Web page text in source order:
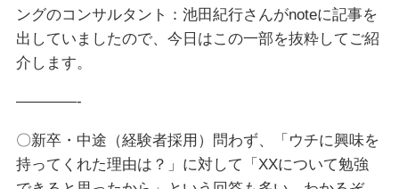
ングのコンサルタント：池田紀行さんがnoteに記事を
出していましたので、今日はこの一部を抜粋してご紹
介します。
————-
〇新卒・中途（経験者採用）問わず、「ウチに興味を
持ってくれた理由は？」に対して「XXについて勉強